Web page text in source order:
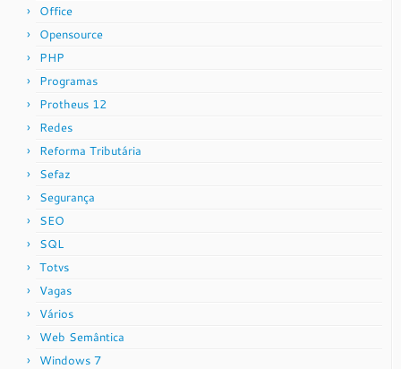
Office
Opensource
PHP
Programas
Protheus 12
Redes
Reforma Tributária
Sefaz
Segurança
SEO
SQL
Totvs
Vagas
Vários
Web Semântica
Windows 7